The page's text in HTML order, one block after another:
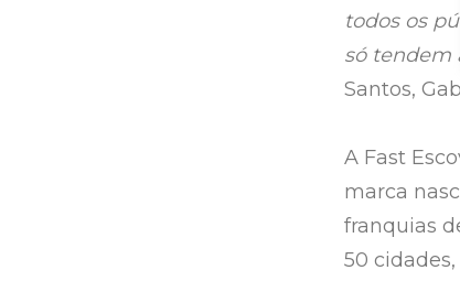
todos os
só tendem
Santos,
A Fast
marca
franquias
50